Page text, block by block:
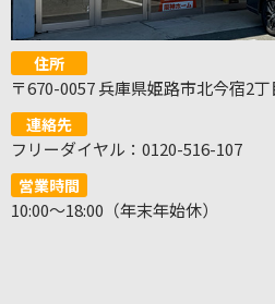
住所
〒670-0057 兵庫県姫路市北今宿2
連絡先
フリーダイヤル：0120-516-107
営業時間
10:00～18:00（年末年始休）